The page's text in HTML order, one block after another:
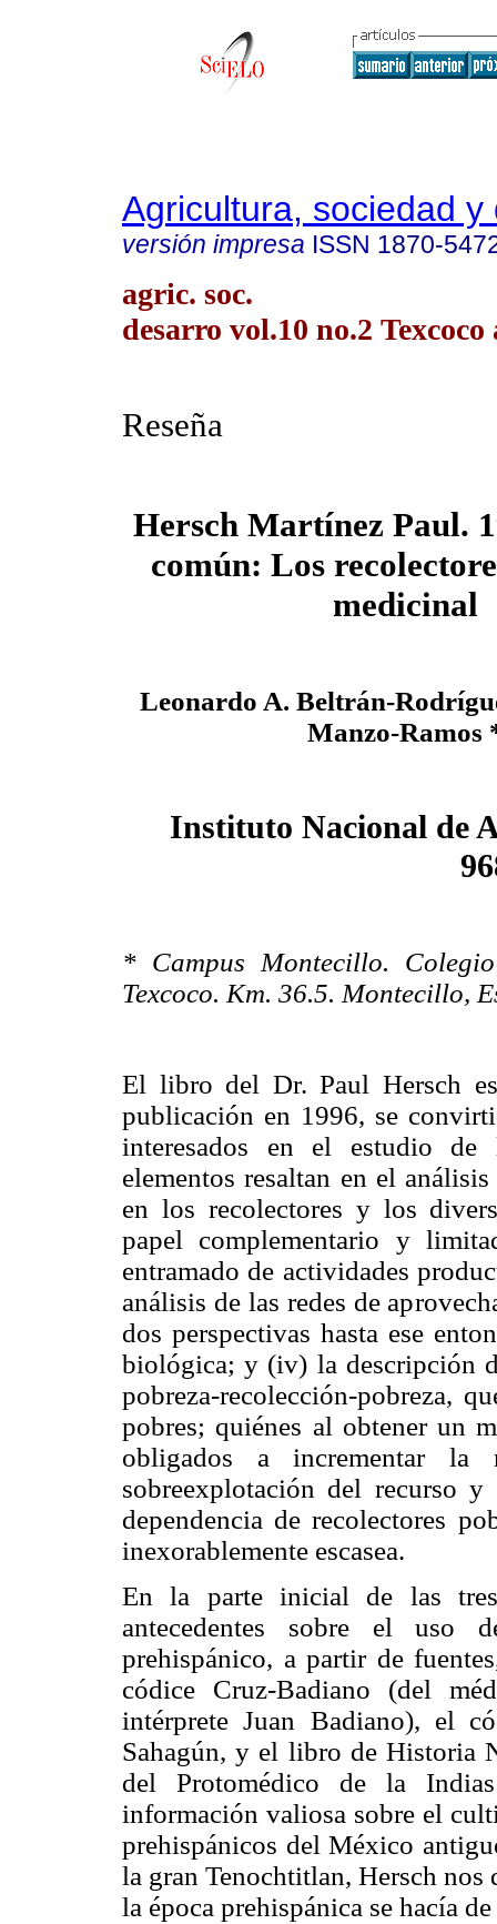
Agricultura, sociedad y
versión impresa ISSN 1870-
agric. soc.
desarro vol.10 no.2
Reseña
Hersch Martínez Paul.
común: Los
medicinal
Leonardo A. Beltrán-
Manzo-Ramos
Instituto Nacional de
* Campus Montecillo.
Texcoco. Km. 36.5. Montecillo,
El libro del Dr. Paul Hersch
publicación en 1996, se
interesados en el estudio
elementos resaltan en el
en los recolectores y los
papel complementario y
entramado de actividades
análisis de las redes de
dos perspectivas hasta ese
biológica; y (iv) la descripción
pobreza-recolección-pobreza,
pobres; quiénes al obtener un
obligados a incrementar la
sobreexplotación del recurso
dependencia de recolectores
inexorablemente escasea.
En la parte inicial de las
antecedentes sobre el uso
prehispánico, a partir de
códice Cruz-Badiano (del
intérprete Juan Badiano), el
Sahagún, y el libro de Historia
del Protomédico de la
información valiosa sobre el
prehispánicos del México
la gran Tenochtitlan, Hersch nos
la época prehispánica se hacía